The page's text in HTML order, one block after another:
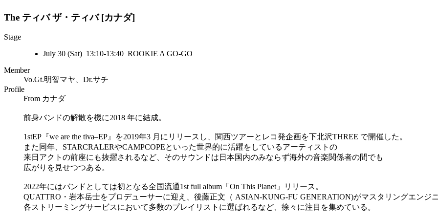
The ティバザ・ティバ [カナダ]
Stage
July 30 (Sat) 13:10-13:40 ROOKIE A GO-GO
Member
Vo.Gt.明智マヤ、Dr.サチ
Profile
From カナダ
前身バンドの解散を機に2018 年に結成。
1stEP『we are the tiva–EP』を2019年3 月にリリースし、関西ツアーとレコ発企画を下北沢THREE で開催した。
また同年、STARCRALERやCAMPCOPEといった世界的に活躍をしているアーティストの
来日アクトの前座にも抜擢されるなど、そのサウンドは日本国内のみならず海外の音楽関係者の間でも
広がりを見せつつある。
2022年にはバンドとしては初となる全国流通1st full album「On This Planet」リリース。
QUATTRO・岩本岳士をプロデューサーに迎え、後藤正文（ ASIAN-KUNG-FU GENERATION)がマスタリングエンジ
各ストリーミングサービスにおいて多数のプレイリストに選ばれるなど、徐々に注目を集めている。